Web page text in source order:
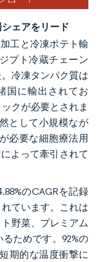
ェアをリード
工と冷凍ポテト輸
プト冷蔵チェーン
冷凍タンパク質は
国に輸出されてお
クが必要とされま
として小規模なが
必要な細胞療法用
よって牽引されて
のCAGRを記録
ています。これは
野菜、プレミアム
ためです。92%の
期的な温度衝撃に